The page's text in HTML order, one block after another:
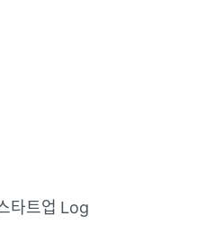
타트업 Log